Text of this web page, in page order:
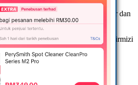
SAW ruku` dua rakaat selepas witir dan
dalam Musnadnya (26553) & al-Tirmizi
melakukan witir adalah
Ali, bahawa Rasulullah SAW telah